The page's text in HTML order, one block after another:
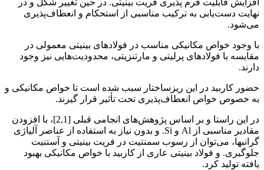
افزایش قابلیت فرم پذیری فریت بینیتی. در حین تغییر شکل و در
نهایت دست‌یابی به ترکیب مناسبی از استحکام و انعطاف‌پذیری
می‌شود.
با وجود خواص مکانیکی مناسب در فولادهای بینیتی معمولی در
مقایسه با فولادهای پرلیتی و مارتنزیتی، محدودیت‌هایی نیز وجود
دارند.
حضور کاربید در این ریزساختار سبب شده است تا خواص مکانیکی و
به خصوص خواص انعطاف‌پذیری تحت تأثیر قرار گیرند.
در این راستا و بر اساس پژوهش‌های انجامی قبلی [2,1]، با افزودن
مقادیر مناسبی از Al و Si. و بدون نیاز به استفاده از عناصر آلیاژی
گرانبها، می‌توان از رسوب سمنتیت در فریت بینیتی و آستنیت
جلوگیری. و فولاد بینیتی عاری از کاربید با خواص مکانیکی بهبود
یافته تولید کرد.